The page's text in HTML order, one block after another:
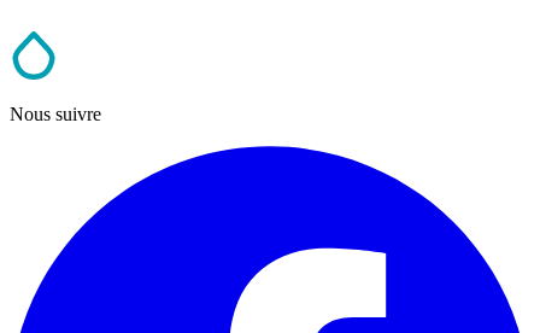
Nous suivre